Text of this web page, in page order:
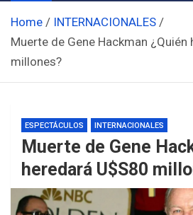
Home
INTERNACIONALES
Muerte de Gene Hackman ¿Quién
millones?
ESPECTÁCULOS INTERNACIONALES
Muerte de Gene
heredará U$S80